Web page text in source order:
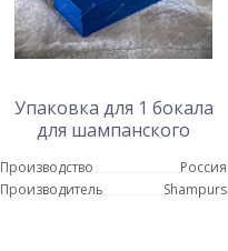
Упаковка для 1 бокала
для шампанского
Производство
Россия
Производитель
Shampurs